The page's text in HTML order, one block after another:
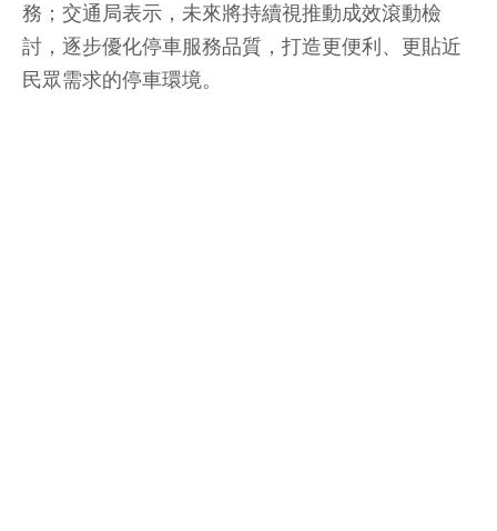
務；交通局表示，未來將持續視推動成效滾動檢
討，逐步優化停車服務品質，打造更便利、更貼近
民眾需求的停車環境。